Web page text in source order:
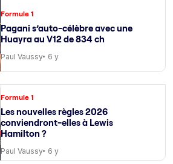
Formule 1
Pagani s’auto-célèbre avec une
Huayra au V12 de 834 ch
Paul Vaussy 6 y
Formule 1
Les nouvelles règles 2026
conviendront-elles à Lewis
Hamilton ?
Paul Vaussy 6 y